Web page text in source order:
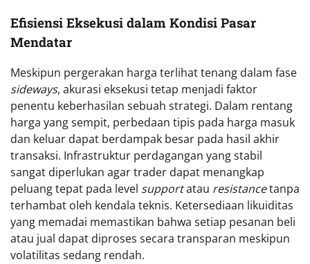
Efisiensi Eksekusi dalam Kondisi Pasar
Mendatar
Meskipun pergerakan harga terlihat tenang dalam fase
sideways, akurasi eksekusi tetap menjadi faktor
penentu keberhasilan sebuah strategi. Dalam rentang
harga yang sempit, perbedaan tipis pada harga masuk
dan keluar dapat berdampak besar pada hasil akhir
transaksi. Infrastruktur perdagangan yang stabil
sangat diperlukan agar trader dapat menangkap
peluang tepat pada level supportatau resistancetanpa
terhambat oleh kendala teknis. Ketersediaan likuiditas
yang memadai memastikan bahwa setiap pesanan beli
atau jual dapat diproses secara transparan meskipun
volatilitas sedang rendah.